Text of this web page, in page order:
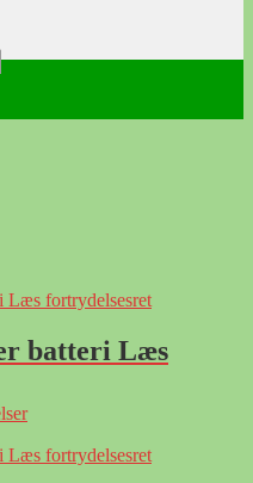
batteri Læs